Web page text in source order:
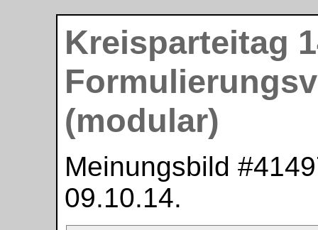
Kreisparteitag
(modular)
Meinungsbild #
09.10.14.